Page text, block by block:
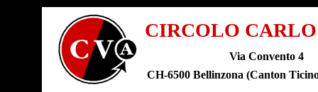
CIRCOLO
Via Convento 4
CH-6500 Bellinzona (Canton